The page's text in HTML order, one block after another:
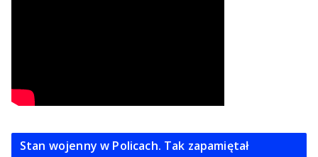
Stan wojenny w Policach. Tak zapamiętał